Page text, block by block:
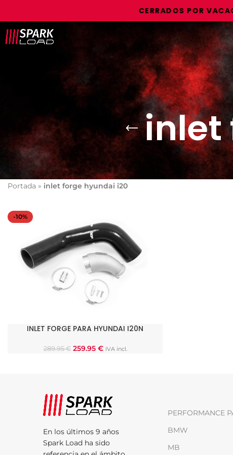
CERRADOS POR
inlet
Portada » inlet forge hyundai i20
-10%
AÑADIR AL CARRITO
INLET FORGE PARA HYUNDAI I20N
289.95€ 259.95 € IVA incl.
En los últimos 9 años
Spark Load ha sido
PERFORMANCE
BMW
MB